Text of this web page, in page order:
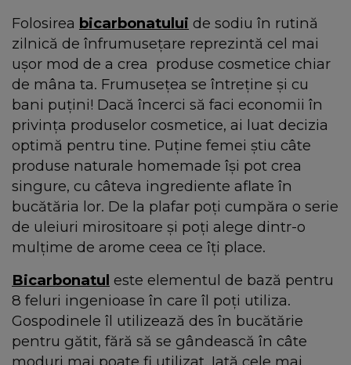
Folosirea bicarbonatului de sodiu în rutină
zilnică de înfrumusețare reprezintă cel mai
ușor mod de a crea produse cosmetice chiar
de mâna ta. Frumusețea se întreține și cu
bani puțini! Dacă încerci să faci economii în
privința produselor cosmetice, ai luat decizia
optimă pentru tine. Puține femei știu câte
produse naturale homemade își pot crea
singure, cu câteva ingrediente aflate în
bucătăria lor. De la plafar poți cumpăra o serie
de uleiuri mirositoare și poți alege dintr-o
mulțime de arome ceea ce îți place.
Bicarbonatul este elementul de bază pentru
8 feluri ingenioase în care îl poți utiliza.
Gospodinele îl utilizează des în bucătărie
pentru gătit, fără să se gândească în câte
moduri mai poate fi utilizat. Iată cele mai